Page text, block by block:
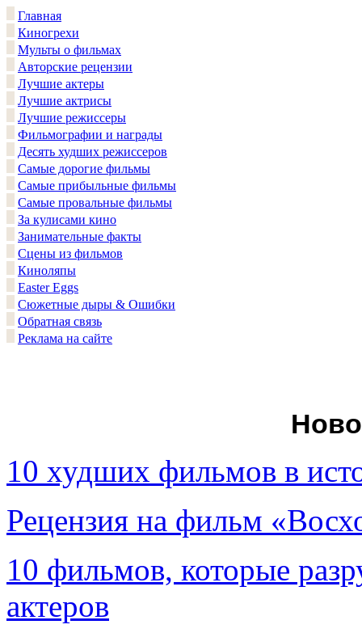
Главная
Киногрехи
Мульты о фильмах
Авторские рецензии
Лучшие актеры
Лучшие актрисы
Лучшие режиссеры
Фильмографии и награды
Десять худших режиссеров
Самые дорогие фильмы
Самые прибыльные фильмы
Самые провальные фильмы
За кулисами кино
Занимательные факты
Сцены из фильмов
Киноляпы
Easter Eggs
Сюжетные дыры & Ошибки
Обратная связь
Реклама на сайте
10 худших фильмов в
Рецензия на фильм
10 фильмов, которые
актеров